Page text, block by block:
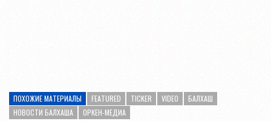
ПОХОЖИЕ МАТЕРИАЛЫ FEATURED TICKER VIDEO
БАЛХАШ
НОВОСТИ БАЛХАША
ОРКЕН-МЕДИА